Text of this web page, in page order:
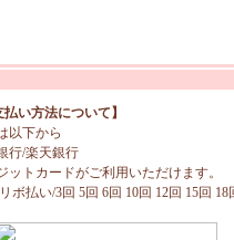
払い方法について】
以下から
行/楽天銀行
ットカードがご利用いただけます。
ボ払い/3回 5回 6回 10回 12回 15回 18